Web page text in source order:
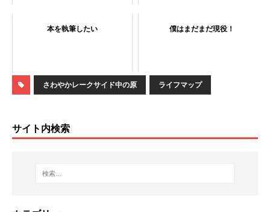
本を執筆したい 僕はまだまだ現役！
さわやかレークサイド中の原 ライフマップ
サイト内検索